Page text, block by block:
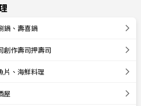
鍋、壽喜鍋
創作壽司押壽司
片、海鮮料理
屋